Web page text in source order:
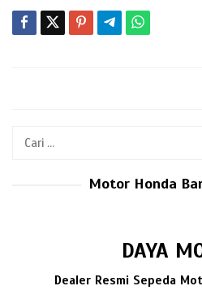
Cari
Motor Honda
DAYA
Dealer Resmi Sepeda